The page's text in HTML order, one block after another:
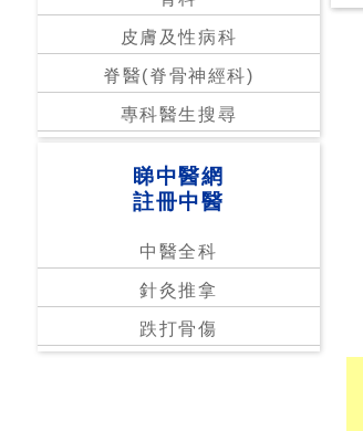
皮膚及性病科
脊醫(脊骨神經科)
專科醫生搜尋
睇中醫網
註冊中醫
中醫全科
針灸推拿
跌打骨傷